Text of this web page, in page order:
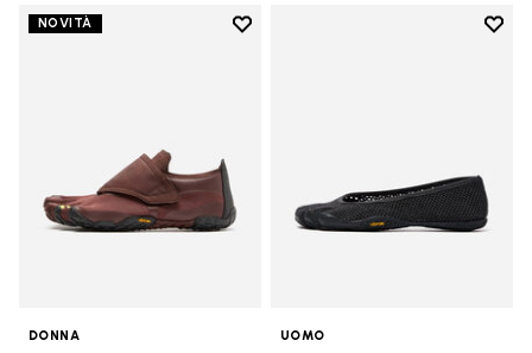
NOVITÀ
Add to wishlist
DONNA
Add
UOMO